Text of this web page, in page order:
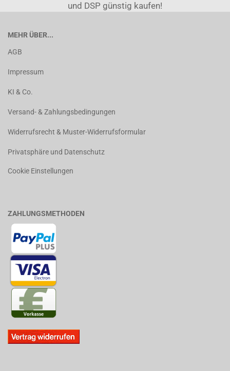
und DSP günstig kaufen!
MEHR ÜBER...
AGB
Impressum
KI & Co.
Versand- & Zahlungsbedingungen
Widerrufsrecht & Muster-Widerrufsformular
Privatsphäre und Datenschutz
Cookie Einstellungen
ZAHLUNGSMETHODEN